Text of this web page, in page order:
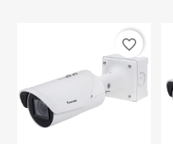
favorite_border